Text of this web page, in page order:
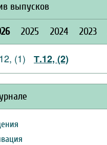
выпусков
2025 2024 2023
(1) Т.12, (2)